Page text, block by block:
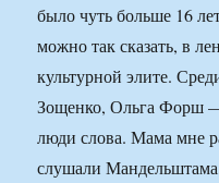
было чуть больше 16
можно так сказать, в
культурной элите.
Зощенко, Ольга Форш
люди слова. Мама мне
слушали